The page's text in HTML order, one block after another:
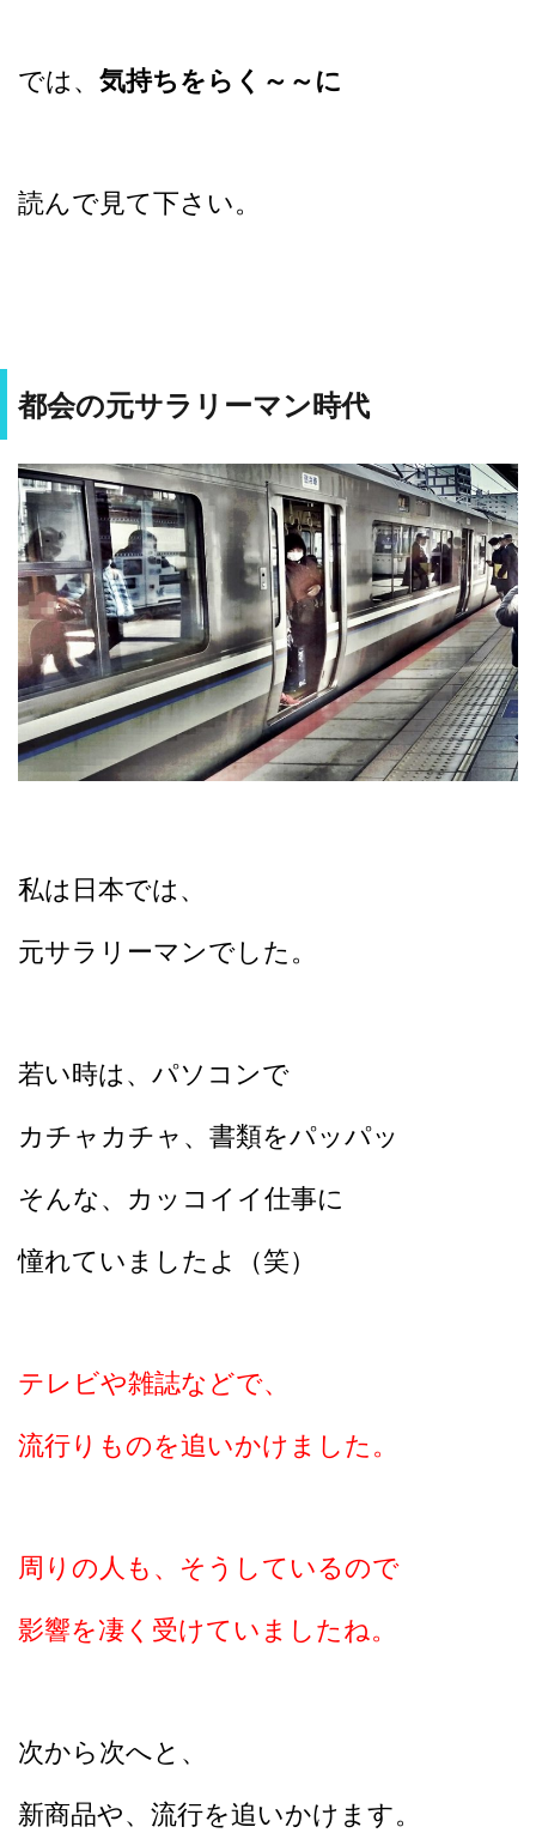
では、 気持ちをらく～～に
読んで見て下さい。
都会の元サラリーマン時代
私は日本では、
元サラリーマンでした。
若い時は、パソコンで
カチャカチャ、書類をパッパッ
そんな、カッコイイ仕事に
憧れていましたよ（笑）
テレビや雑誌などで、
流行りものを追いかけました。
周りの人も、そうしているので
影響を凄く受けていましたね。
次から次へと、
新商品や、流行を追いかけます。